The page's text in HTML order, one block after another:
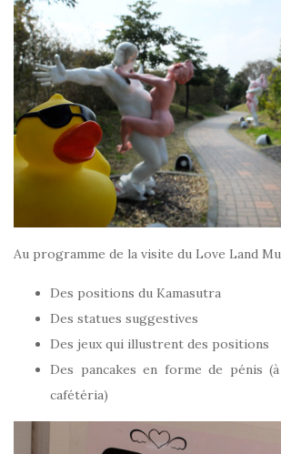
Au programme de la visite du Love Land
Des positions du Kamasutra
Des statues suggestives
Des jeux qui illustrent des positions
Des pancakes en forme de pénis
cafétéria)